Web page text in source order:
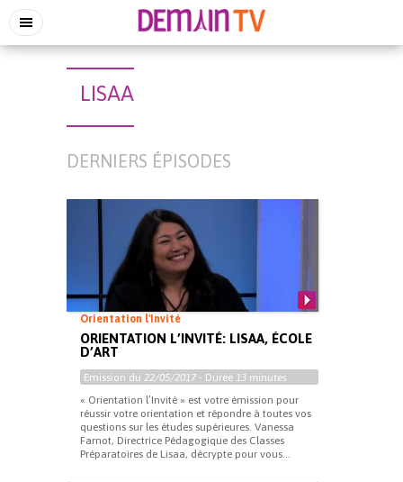
LISAA
DERNIERS ÉPISODES
Orientation l'Invité
ORIENTATION L’INVITÉ: LISAA, ÉCOLE
D’ART
Emission du 22/05/2017 - Durée 13 minutes
« Orientation l’Invité » est votre émission pour
réussir votre orientation et répondre à toutes vos
questions sur les études supérieures. Vanessa
Farnot, Directrice Pédagogique des Classes
Préparatoires de Lisaa, décrypte pour vous...